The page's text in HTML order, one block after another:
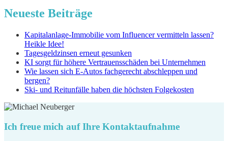
Neueste Beiträge
Kapitalanlage-Immobilie vom Influencer vermitteln lassen?
Heikle Idee!
Tagesgeldzinsen erneut gesunken
KI sorgt für höhere Vertrauensschäden bei Unternehmen
Wie lassen sich E-Autos fachgerecht abschleppen und
bergen?
Ski- und Reitunfälle haben die höchsten Folgekosten
Ich freue mich auf Ihre Kontaktaufnahme